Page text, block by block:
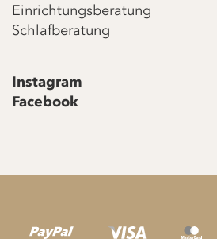
Einrichtungsberatung
Schlafberatung
Instagram
Facebook